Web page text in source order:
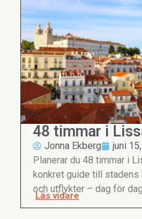
48 timmar i
Jonna Ekberg
juni
Planerar du 48 timmar i
konkret guide till
och utflykter – dag för
Läs vidare